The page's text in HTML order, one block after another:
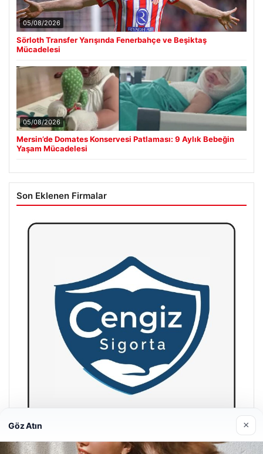
05/08/2026
Sörloth Transfer Yarışında Fenerbahçe ve Beşiktaş
Mücadelesi
05/08/2026
Mersin’de Domates Konservesi Patlaması: 9 Aylık Bebeğin
Yaşam Mücadelesi
Son Eklenen Firmalar
Göz Atın ×